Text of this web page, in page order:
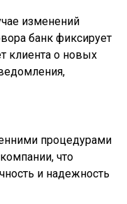
изменений
банк фиксирует
клиента о новых
процедурами
что
и надежность